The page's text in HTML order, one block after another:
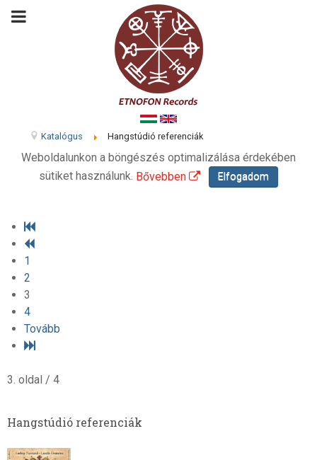
Katalógus Hangstúdió referenciák
Weboldalunkon a böngészés optimalizálása érdekében
sütiket használunk. Bővebben Elfogadom
1
2
3
4
Tovább
3. oldal / 4
Hangstúdió referenciák